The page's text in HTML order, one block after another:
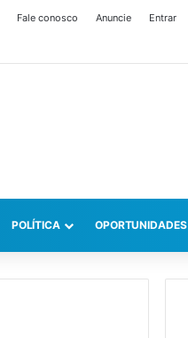
Fale conosco Anuncie Entrar
POLÍTICA OPORTUNIDADES